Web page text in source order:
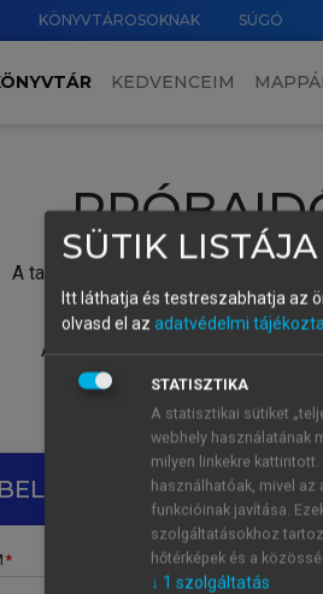
KÖNYVTÁROSOKNAK SÚGÓ
KEDVENCEIM
A tartalom megtekintéséhez lépj be
Új felhasználóként
A próbaidőszak elindításához,
A regisztráció
BELÉPÉS SAJÁT FIÓKKAL
SÜTIK LISTÁJA
Itt láthatja és testreszabhatja az
olvasd el az adatvédelmi
STATISZTIKA
A statisztikai sütiket
webhely használatának
milyen linkekre
használhatóak, mivel
funkcióinak javítása.
szolgáltatásokhoz
hőtérképek és a
↓ 1 szolgáltatás